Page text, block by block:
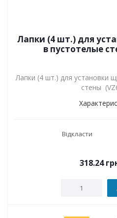
Лапки (4 шт.) для
в пустотелые
Лапки (4 шт.) для установки
стены
Відкласти
318.24